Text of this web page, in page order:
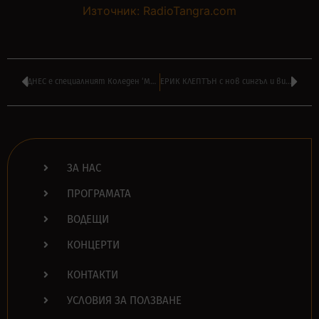
Източник: RadioTangra.com
ДНЕС е специалният Коледен ‘МЕГАЧАС’ на АНДРЕЙ ВЛАДОВ от Лондон в 16:00 ЕРИК КЛЕПТЪН с нов сингъл и видео – ‘Heart Of A Child’
ЗА НАС
ПРОГРАМАТА
ВОДЕЩИ
КОНЦЕРТИ
КОНТАКТИ
УСЛОВИЯ ЗА ПОЛЗВАНЕ